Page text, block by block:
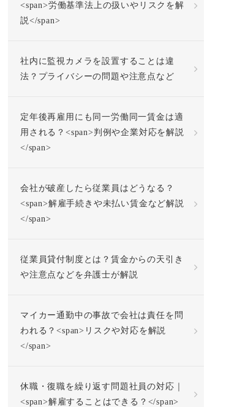
<span>労働基準法上の扱いやリスクを解
説</span>
社内に監視カメラを設置することは違
法？プライバシーの問題や注意点など
定年後再雇用にも同一労働同一賃金は適
用される？<span>判例や企業対応を解説
</span>
会社が破産したら従業員はどうなる？
<span>解雇手続きや未払い賃金など解説
</span>
従業員貸付制度とは？賃金からの天引き
や注意点などを弁護士が解説
マイカー通勤中の事故で会社は責任を問
われる？<span>リスクや対応を解説
</span>
休職・復職を繰り返す問題社員の対応｜
<span>解雇することはできる？</span>